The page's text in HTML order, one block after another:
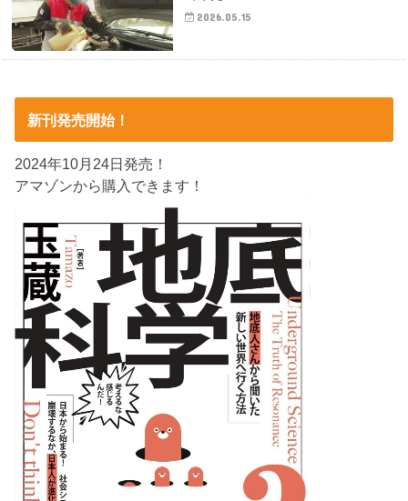
2026.05.15
新刊発売開始！
2024年10月24日発売！
アマゾンから購入できます！